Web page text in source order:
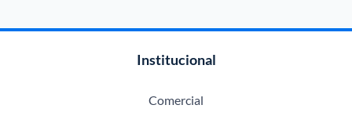
Institucional
Comercial